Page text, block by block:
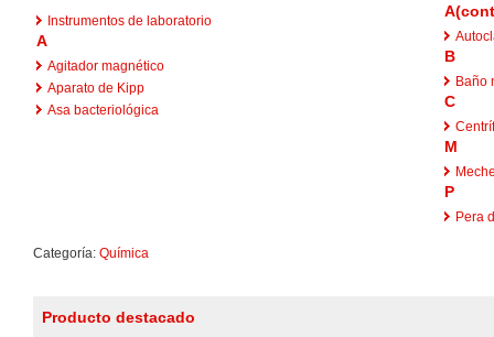
Instrumentos de laboratorio
A
Agitador magnético
Aparato de Kipp
Asa bacteriológica
B
Baño
C
M
P
Pera
Categoría: Química
Producto destacado